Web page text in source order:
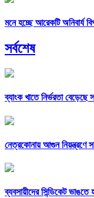
মনে হচ্ছে আরেকটি অনিবার্য
সর্বশেষ
ব্যাংক খাতে নির্ভরতা বেড়েছে
নেত্রকোনায় আগুন নিয়ন্ত্রণে
ব্যবসায়ীদের সিন্ডিকেট